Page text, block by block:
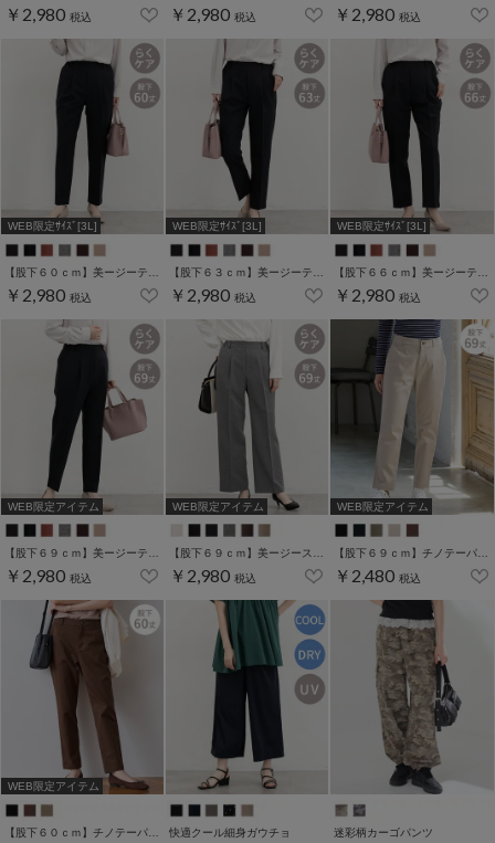
￥2,980 税込 ￥2,980 税込 ￥2,980 税込
WEB限定ｻｲｽﾞ[3L]
￥2,980 税込
WEB限定ｻｲｽﾞ[3L]
￥2,980 税込
WEB限定ｻｲｽﾞ[3L]
￥2,980 税込
WEB限定アイテム
￥2,980 税込
WEB限定アイテム
￥2,980 税込
WEB限定アイテム
￥2,480 税込
WEB限定アイテム
快適クール細身ガウチョ 迷彩柄カーゴパンツ